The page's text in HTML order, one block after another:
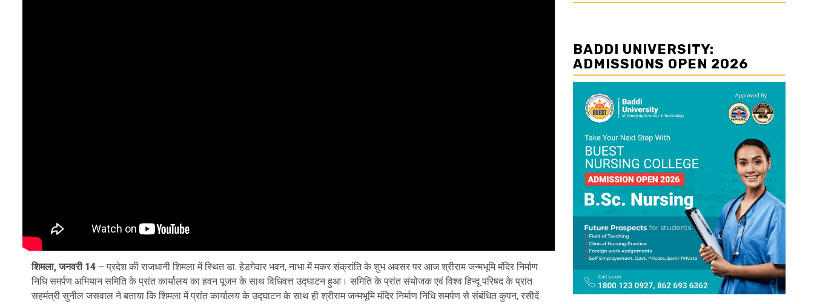
शिमला, जनवरी 14 – प्रदेश की राजधानी शिमला में स्थित डा. हेडगेवार भवन, नाभा में मकर संक्रांति के शुभ अवसर पर आज श्रीराम जन्मभूमि मंदिर निर्माण
निधि समर्पण अभियान समिति के प्रांत कार्यालय का हवन पूजन के साथ विधिवत्त उद्घाटन हुआ। समिति के प्रांत संयोजक एवं विश्व हिन्दू परिषद के प्रांत
सहमंत्री सुनील जसवाल ने बताया कि शिमला में प्रांत कार्यालय के उद्घाटन के साथ ही श्रीराम जन्मभूमि मंदिर निर्माण निधि समर्पण से संबंधित कुपन, रसीदें
BADDI UNIVERSITY:
ADMISSIONS OPEN 2026